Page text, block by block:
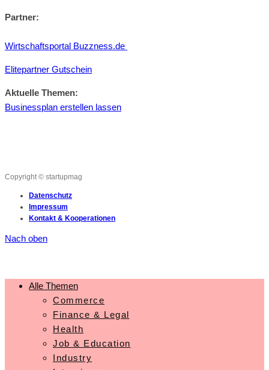
Partner:
Wirtschaftsportal Buzzness.de
Elitepartner Gutschein
Aktuelle Themen:
Businessplan erstellen lassen
Copyright © startupmag
Datenschutz
Impressum
Kontakt & Kooperationen
Nach oben
Alle Themen
Commerce
Finance & Legal
Health
Job & Education
Industry